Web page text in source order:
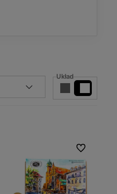
Układ
Do ulubionych